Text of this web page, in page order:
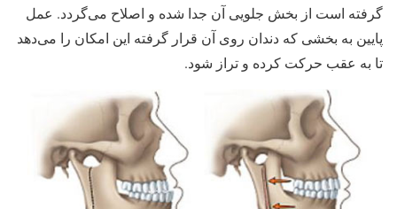
گرفته است از بخش جلویی آن جدا شده و اصلاح می‌گردد. عمل
پایین به بخشی که دندان روی آن قرار گرفته این امکان را می‌دهد
تا به عقب حرکت کرده و تراز شود.